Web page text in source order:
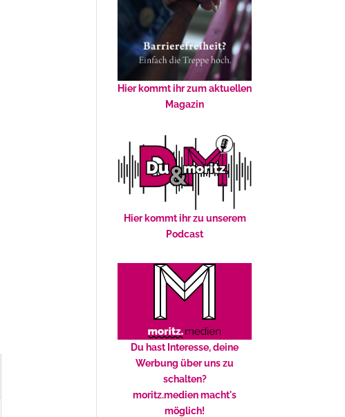
Hier kommt ihr zum aktuellen
Magazin
Hier kommt ihr zu unserem
Podcast
Du hast Interesse, deine
Werbung über uns zu
schalten?
moritz.medien macht's
möglich!